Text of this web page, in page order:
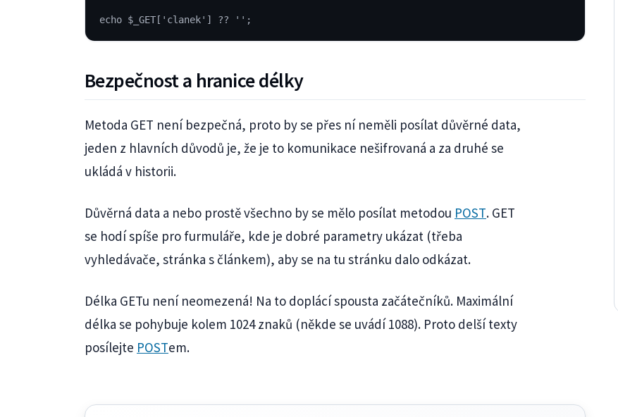
echo $_GET['clanek'] ?? '';
Bezpečnost a hranice délky
Metoda GET není bezpečná, proto by se přes ní neměli posílat důvěrné data,
jeden z hlavních důvodů je, že je to komunikace nešifrovaná a za druhé se
ukládá v historii.
Důvěrná data a nebo prostě všechno by se mělo posílat metodou POST. GET
se hodí spíše pro furmuláře, kde je dobré parametry ukázat (třeba
vyhledávače, stránka s článkem), aby se na tu stránku dalo odkázat.
Délka GETu není neomezená! Na to doplácí spousta začátečníků. Maximální
délka se pohybuje kolem 1024 znaků (někde se uvádí 1088). Proto delší texty
posílejte POSTem.